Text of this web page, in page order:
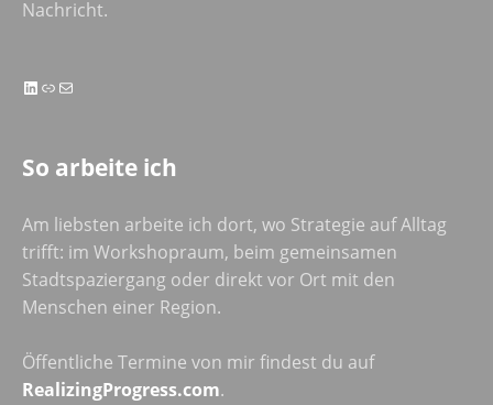
Nachricht.
LinkedIn
LinkE-Mail
So arbeite ich
Am liebsten arbeite ich dort, wo Strategie auf Alltag
trifft: im Workshopraum, beim gemeinsamen
Stadtspaziergang oder direkt vor Ort mit den
Menschen einer Region.
Öffentliche Termine von mir findest du auf
RealizingProgress.com.